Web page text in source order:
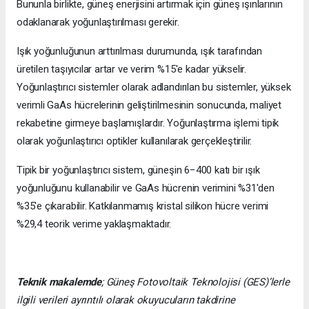
Bununla birlikte, güneş enerjisini artırmak için güneş ışınlarının
odaklanarak yoğunlaştırılması gerekir.
Işık yoğunluğunun arttırılması durumunda, ışık tarafından
üretilen taşıyıcılar artar ve verim %15'e kadar yükselir.
Yoğunlaştırıcı sistemler olarak adlandırılan bu sistemler, yüksek
verimli GaAs hücrelerinin geliştirilmesinin sonucunda, maliyet
rekabetine girmeye başlamışlardır. Yoğunlaştırma işlemi tipik
olarak yoğunlaştırıcı optikler kullanılarak gerçekleştirilir.
Tipik bir yoğunlaştırıcı sistem, güneşin 6−400 katı bir ışık
yoğunluğunu kullanabilir ve GaAs hücrenin verimini %31'den
%35'e çıkarabilir. Katkılanmamış kristal silikon hücre verimi
%29,4 teorik verime yaklaşmaktadır.
Teknik makalemde; Güneş Fotovoltaik Teknolojisi (GES)’lerle
ilgili verileri ayrıntılı olarak okuyucuların takdirine